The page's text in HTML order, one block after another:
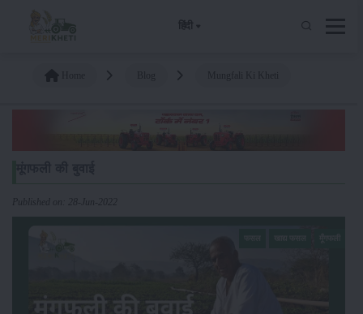
हिंदी
Published on: 28-Jun-2022